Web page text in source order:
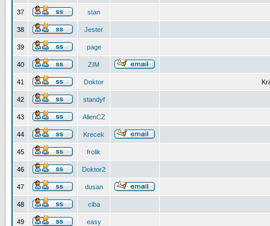
37 stan
38 Jester
39 page
40 ZIM
41 Doktor
42 standyf
43 AlienCZ
44 Krecek
45 frolik
46 Doktor2
47 dusan
48 ciba
49 easy